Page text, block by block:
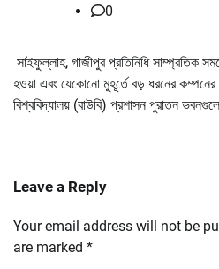
0
সাইফুল্লাহ, গাজীপুর প্রতিনিধি সাম্প্রতিক
হওয়া এবং যেকোনো মুহূর্তে বড় ধরনের কম্পনের
বিশ্ববিদ্যালয় (বাউবি) প্রশাসন পুরাতন
Leave a Reply
Your email address will not be
are marked *